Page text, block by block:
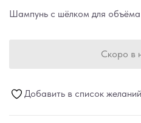
Шампунь с шёлком для
Скоро в
Добавить в список желаний